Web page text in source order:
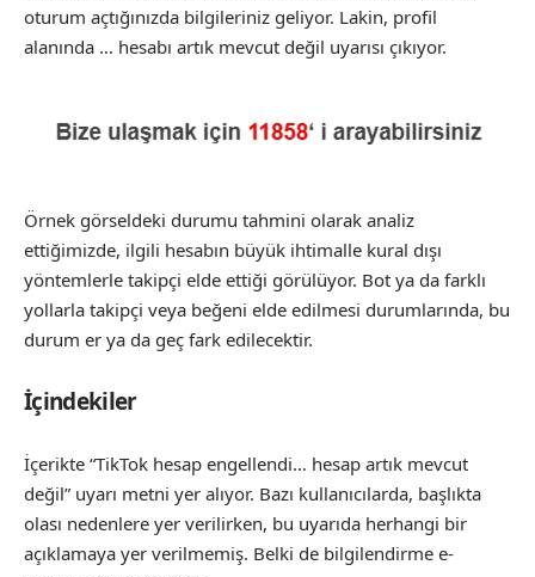
oturum açtığınızda bilgileriniz geliyor. Lakin, profil
alanında … hesabı artık mevcut değil uyarısı çıkıyor.
Örnek görseldeki durumu tahmini olarak analiz
ettiğimizde, ilgili hesabın büyük ihtimalle kural dışı
yöntemlerle takipçi elde ettiği görülüyor. Bot ya da farklı
yollarla takipçi veya beğeni elde edilmesi durumlarında, bu
durum er ya da geç fark edilecektir.
İçindekiler
İçerikte “TikTok hesap engellendi… hesap artık mevcut
değil” uyarı metni yer alıyor. Bazı kullanıcılarda, başlıkta
olası nedenlere yer verilirken, bu uyarıda herhangi bir
açıklamaya yer verilmemiş. Belki de bilgilendirme e-